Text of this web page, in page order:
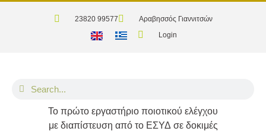
23820 99577
Αραβησσός Γιαννιτσών
Login
Το πρώτο εργαστήριο ποιοτικού ελέγχου
με διαπίστευση από το ΕΣΥΔ σε δοκιμές